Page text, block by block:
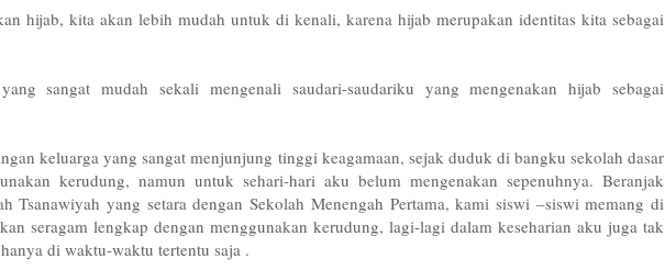
hijab, kita akan lebih mudah untuk di kenali, karena hijab merupakan identitas kita sebagai
sangat mudah sekali mengenali saudari-saudariku yang mengenakan hijab sebagai
keluarga yang sangat menjunjung tinggi keagamaan, sejak duduk di bangku sekolah dasar
kerudung, namun untuk sehari-hari aku belum mengenakan sepenuhnya. Beranjak
Tsanawiyah yang setara dengan Sekolah Menengah Pertama, kami siswi –siswi memang di
seragam lengkap dengan menggunakan kerudung, lagi-lagi dalam keseharian aku juga tak
di waktu-waktu tertentu saja .